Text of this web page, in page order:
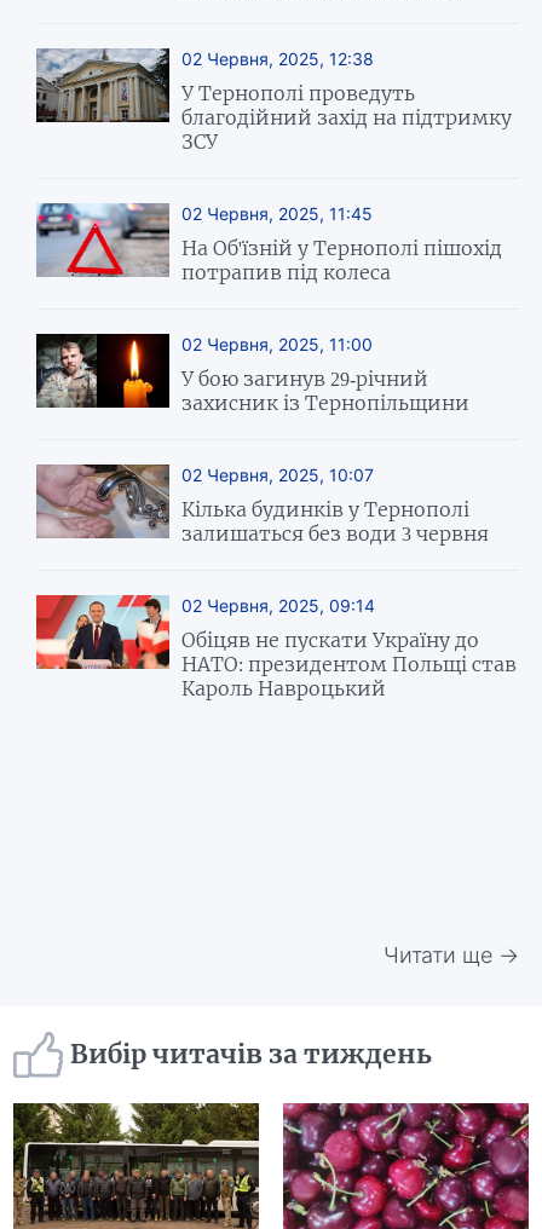
02 Червня, 2025, 12:38
У Тернополі проведуть
благодійний захід на підтримку
ЗСУ
02 Червня, 2025, 11:45
На Об'їзній у Тернополі пішохід
потрапив під колеса
02 Червня, 2025, 11:00
У бою загинув 29-річний
захисник із Тернопільщини
02 Червня, 2025, 10:07
Кілька будинків у Тернополі
залишаться без води 3 червня
02 Червня, 2025, 09:14
Обіцяв не пускати Україну до
НАТО: президентом Польщі став
Кароль Навроцький
Читати ще →
Вибір читачів за тиждень